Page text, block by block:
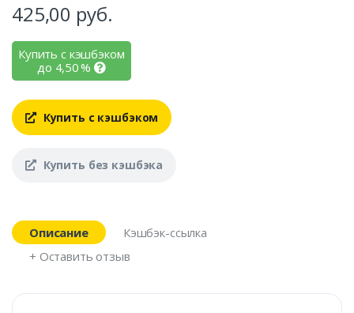
425,00 руб.
Купить с кэшбэком
до 4,50%
Купить с кэшбэком
Купить без кэшбэка
Описание
Кэшбэк-ссылка
+ Оставить отзыв